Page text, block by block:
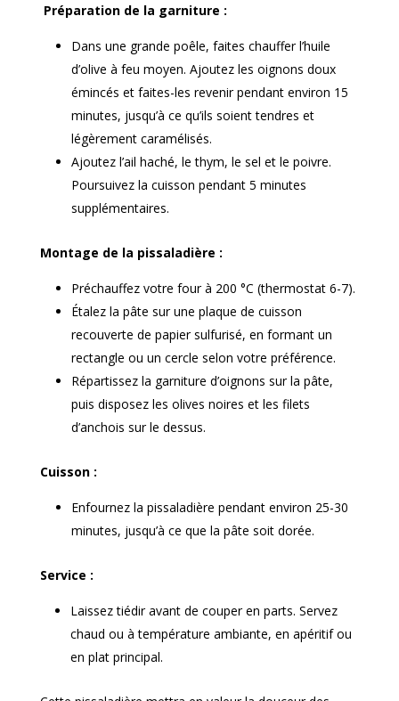
Préparation de la garniture :
Dans une grande poêle, faites chauffer l’huile
d’olive à feu moyen. Ajoutez les oignons doux
émincés et faites-les revenir pendant environ 15
minutes, jusqu’à ce qu’ils soient tendres et
légèrement caramélisés.
Ajoutez l’ail haché, le thym, le sel et le poivre.
Poursuivez la cuisson pendant 5 minutes
supplémentaires.
Montage de la pissaladière :
Préchauffez votre four à 200 °C (thermostat 6-7).
Étalez la pâte sur une plaque de cuisson
recouverte de papier sulfurisé, en formant un
rectangle ou un cercle selon votre préférence.
Répartissez la garniture d’oignons sur la pâte,
puis disposez les olives noires et les filets
d’anchois sur le dessus.
Cuisson :
Enfournez la pissaladière pendant environ 25-30
minutes, jusqu’à ce que la pâte soit dorée.
Service :
Laissez tiédir avant de couper en parts. Servez
chaud ou à température ambiante, en apéritif ou
en plat principal.